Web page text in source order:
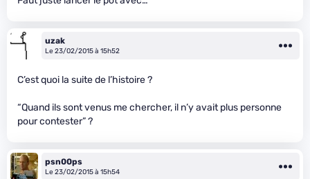
uzak
Le 23/02/2015 à 15h52
C’est quoi la suite de l’histoire ?
“Quand ils sont venus me chercher, il n’y avait plus personne
pour contester” ?
psn00ps
Le 23/02/2015 à 15h54